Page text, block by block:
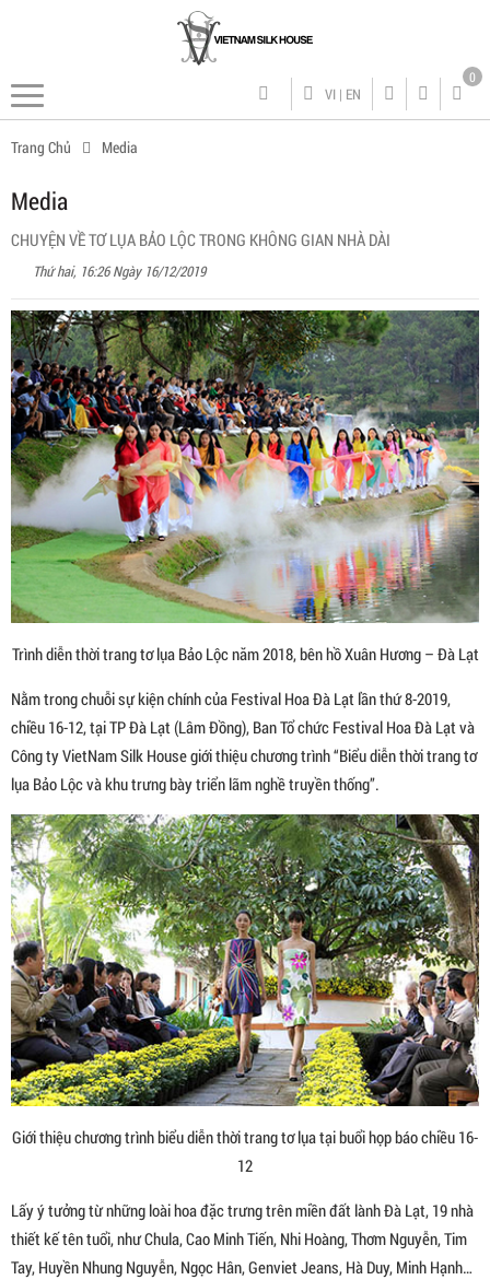
VI | EN
0
Trang Chủ Media
Media
CHUYỆN VỀ TƠ LỤA BẢO LỘC TRONG KHÔNG GIAN NHÀ DÀI
Thứ hai, 16:26 Ngày 16/12/2019
Trình diễn thời trang tơ lụa Bảo Lộc năm 2018, bên hồ Xuân Hương – Đà Lạt
Nằm trong chuỗi sự kiện chính của Festival Hoa Đà Lạt lần thứ 8-2019,
chiều 16-12, tại TP Đà Lạt (Lâm Đồng), Ban Tổ chức Festival Hoa Đà Lạt và
Công ty VietNam Silk House giới thiệu chương trình “Biểu diễn thời trang tơ
lụa Bảo Lộc và khu trưng bày triển lãm nghề truyền thống”.
Giới thiệu chương trình biểu diễn thời trang tơ lụa tại buổi họp báo chiều 16-
12
Lấy ý tưởng từ những loài hoa đặc trưng trên miền đất lành Đà Lạt, 19 nhà
thiết kế tên tuổi, như Chula, Cao Minh Tiến, Nhi Hoàng, Thơm Nguyễn, Tim
Tay, Huyền Nhung Nguyễn, Ngọc Hân, Genviet Jeans, Hà Duy, Minh Hạnh…